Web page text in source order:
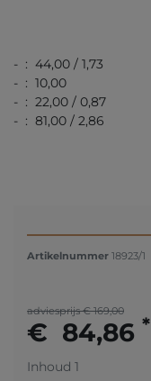
- : 44,00 / 1,73
- : 10,00
- : 22,00 / 0,87
- : 81,00 / 2,86
Artikelnummer 18923/1
adviesprijs € 169,00
€ 84,86 *
Inhoud 1